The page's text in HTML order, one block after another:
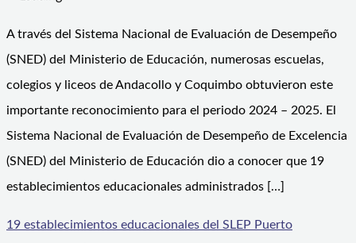
A través del Sistema Nacional de Evaluación de Desempeño
(SNED) del Ministerio de Educación, numerosas escuelas,
colegios y liceos de Andacollo y Coquimbo obtuvieron este
importante reconocimiento para el periodo 2024 – 2025. El
Sistema Nacional de Evaluación de Desempeño de Excelencia
(SNED) del Ministerio de Educación dio a conocer que 19
establecimientos educacionales administrados […]
19 establecimientos educacionales del SLEP Puerto